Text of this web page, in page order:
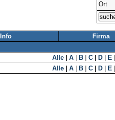
Ort
Info Firma
Alle A B C D E
Alle
A B C D E